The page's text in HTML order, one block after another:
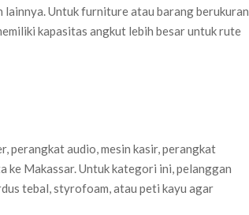
lainnya. Untuk furniture atau barang berukuran
kapasitas angkut lebih besar untuk rute
perangkat audio, mesin kasir, perangkat
ke Makassar. Untuk kategori ini, pelanggan
tebal, styrofoam, atau peti kayu agar